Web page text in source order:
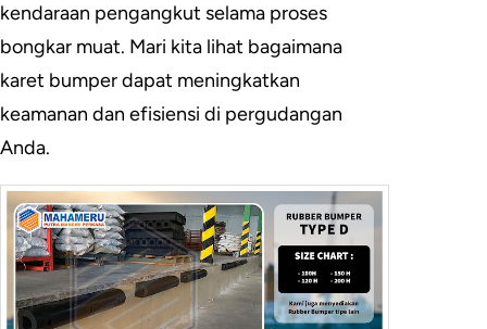
kendaraan pengangkut selama proses
bongkar muat. Mari kita lihat bagaimana
karet bumper dapat meningkatkan
keamanan dan efisiensi di pergudangan
Anda.